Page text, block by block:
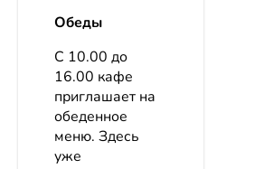
Обеды
С 10.00 до
16.00 кафе
приглашает на
обеденное
меню. Здесь
уже